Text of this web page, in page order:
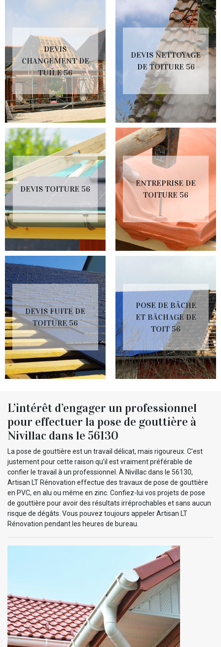
DEVIS
CHANGEMENT DE
TUILE 56
DEVIS NETTOYAGE
DE TOITURE 56
DEVIS TOITURE 56
ENTREPRISE DE
TOITURE 56
DEVIS FUITE DE
TOITURE 56
POSE DE BÂCHE
ET BÂCHAGE DE
TOIT 56
L’intérêt d’engager un professionnel
pour effectuer la pose de gouttière à
Nivillac dans le 56130
La pose de gouttière est un travail délicat, mais rigoureux. C’est
justement pour cette raison qu’il est vraiment préférable de
confier le travail à un professionnel. À Nivillac dans le 56130,
Artisan LT Rénovation effectue des travaux de pose de gouttière
en PVC, en alu ou même en zinc. Confiez-lui vos projets de pose
de gouttière pour avoir des résultats irréprochables et sans aucun
risque de dégâts. Vous pouvez toujours appeler Artisan LT
Rénovation pendant les heures de bureau.